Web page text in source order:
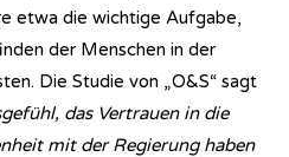
etwa die wichtige Aufgabe,
der Menschen in der
Die Studie von „O&S“ sagt
das Vertrauen in die
mit der Regierung haben